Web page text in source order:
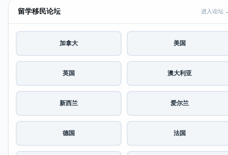
留学移民论坛 进入论坛
加拿大 美国
英国 澳大利亚
新西兰 爱尔兰
德国 法国